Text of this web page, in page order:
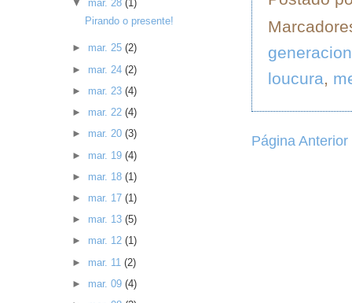
generacion
loucura,
Página Anterior
▼ mar. 28 (1)
Pirando o presente!
► mar. 25 (2)
► mar. 24 (2)
► mar. 23 (4)
► mar. 22 (4)
► mar. 20 (3)
► mar. 19 (4)
► mar. 18 (1)
► mar. 17 (1)
► mar. 13 (5)
► mar. 12 (1)
► mar. 11 (2)
► mar. 09 (4)